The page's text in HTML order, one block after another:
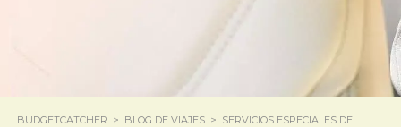
BUDGETCATCHER > BLOG DE VIAJES > SERVICIOS ESPECIALES DE